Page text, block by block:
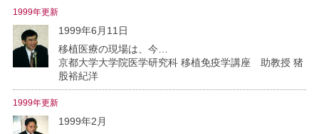
1999年更新
1999年6月11日
移植医療の現場は、今…
京都大学大学院医学研究科 移植免疫学講座 助教授 猪
股裕紀洋
1999年更新
1999年2月